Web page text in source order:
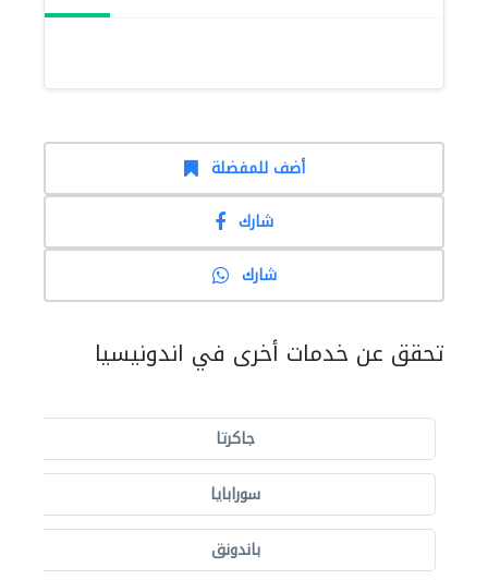
أضف للمفضلة
شارك
شارك
تحقق عن خدمات أخرى في اندونيسيا
جاكرتا
سورابايا
باندونق